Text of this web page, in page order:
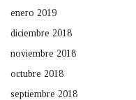
enero 2019
diciembre 2018
noviembre 2018
octubre 2018
septiembre 2018